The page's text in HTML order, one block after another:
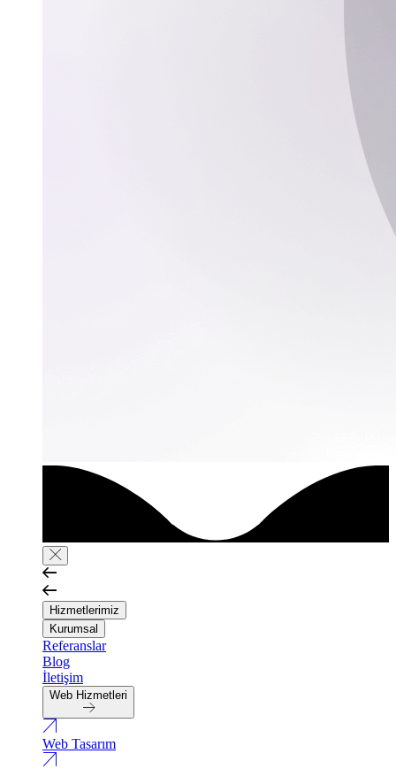
Hizmetlerimiz
Kurumsal
Referanslar
Blog
İletişim
Web Hizmetleri
Web Tasarım